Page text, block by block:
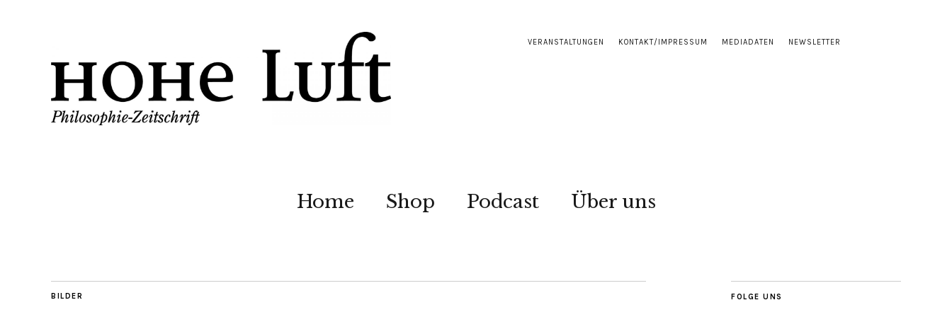
VERANSTALTUNGEN KONTAKT/IMPRESSUM MEDIADATEN NEWSLETTER
Home Shop Podcast Über uns
BILDER FOLGE UNS